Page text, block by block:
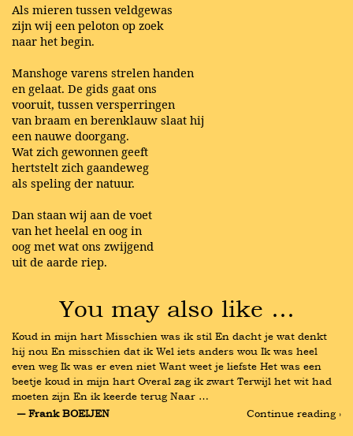
Als mieren tussen veldgewas
zijn wij een peloton op zoek
naar het begin.
Manshoge varens strelen handen
en gelaat. De gids gaat ons
vooruit, tussen versperringen
van braam en berenklauw slaat hij
een nauwe doorgang.
Wat zich gewonnen geeft
hertstelt zich gaandeweg
als speling der natuur.
Dan staan wij aan de voet
van het heelal en oog in
oog met wat ons zwijgend
uit de aarde riep.
You may also like …
Koud in mijn hart Misschien was ik stil En dacht je wat denkt
hij nou En misschien dat ik Wel iets anders wou Ik was heel
even weg Ik was er even niet Want weet je liefste Het was een
beetje koud in mijn hart Overal zag ik zwart Terwijl het wit had
moeten zijn En ik keerde terug Naar …
― Frank BOEIJEN
Continue reading ›